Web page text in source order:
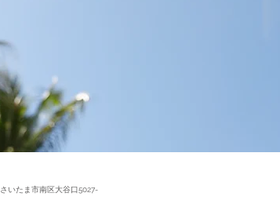
さいたま市南区大谷口5027-